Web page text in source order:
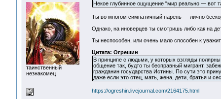
таинственный
незнакомец
Некое глубинное ощущение "мир реально — вот
Ты во многом симпатичный парень — лично
Однако, на иноверцев ты смотришь либо как на
Ты неспособен, или очень мало способен к
Цитата: Огрешин
В принципе с людьми, у которых взгляды
общение так, будто ты бесправный мигрант,
гражданин государства Истины. По сути это
даже если это отец, мать, жена, дети, братья и
https://ogreshin.livejournal.com/2164175.html